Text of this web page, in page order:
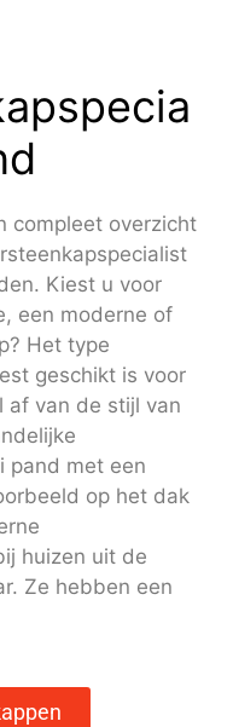
compleet overzicht
Kiest u voor
een moderne of
Het type
geschikt is voor
af van de stijl van
pand met een
op het dak
huizen uit de
Ze hebben een